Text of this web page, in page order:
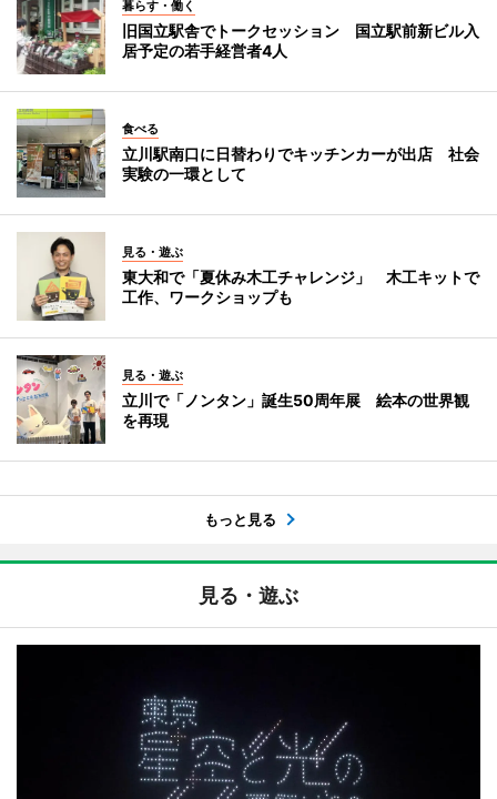
暮らす・働く
旧国立駅舎でトークセッション 国立駅前新ビル入
居予定の若手経営者4人
食べる
立川駅南口に日替わりでキッチンカーが出店 社会
実験の一環として
見る・遊ぶ
東大和で「夏休み木工チャレンジ」 木工キットで
工作、ワークショップも
見る・遊ぶ
立川で「ノンタン」誕生50周年展 絵本の世界観
を再現
もっと見る
見る・遊ぶ